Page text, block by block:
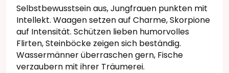
Selbstbewusstsein aus, Jungfrauen punkten mit
Intellekt. Waagen setzen auf Charme, Skorpione
auf Intensität. Schützen lieben humorvolles
Flirten, Steinböcke zeigen sich beständig.
Wassermänner überraschen gern, Fische
verzaubern mit ihrer Träumerei.